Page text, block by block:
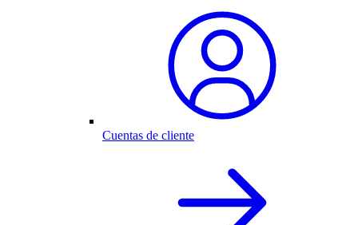
Cuentas de cliente